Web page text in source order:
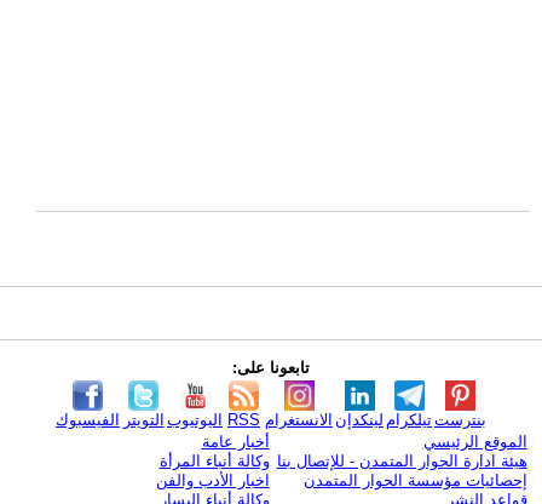
تابعونا على:
الفيسبوك التويتر اليوتيوب RSS الانستغرام لينكدإن تيلكرامبنترست
الموقع الرئيسي
هيئة ادارة الحوار المتمدن - للإتصال بنا
إحصائيات مؤسسة الحوار المتمدن
قواعد النشر
أخبار عامة
وكالة أنباء المرأة
اخبار الأدب والفن
وكالة أنباء اليسار